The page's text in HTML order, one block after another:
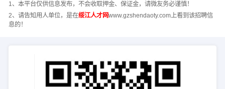
1、本平台仅供信息发布，不会收取押金、保证金，请微友务必谨慎！
2、请告知用人单位，是在绥江人才网www.gzshendaoty.com上看到该招聘信
息的！